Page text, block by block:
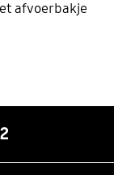
afvoerbakje